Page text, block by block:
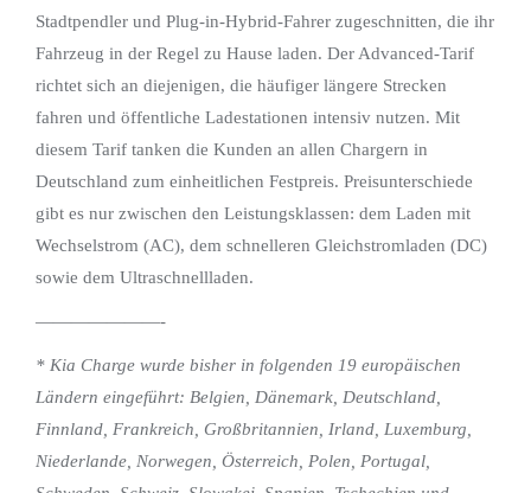
Stadtpendler und Plug-in-Hybrid-Fahrer zugeschnitten, die ihr
Fahrzeug in der Regel zu Hause laden. Der Advanced-Tarif
richtet sich an diejenigen, die häufiger längere Strecken
fahren und öffentliche Ladestationen intensiv nutzen. Mit
diesem Tarif tanken die Kunden an allen Chargern in
Deutschland zum einheitlichen Festpreis. Preisunterschiede
gibt es nur zwischen den Leistungsklassen: dem Laden mit
Wechselstrom (AC), dem schnelleren Gleichstromladen (DC)
sowie dem Ultraschnellladen.
———————-
* Kia Charge wurde bisher in folgenden 19 europäischen
Ländern eingeführt: Belgien, Dänemark, Deutschland,
Finnland, Frankreich, Großbritannien, Irland, Luxemburg,
Niederlande, Norwegen, Österreich, Polen, Portugal,